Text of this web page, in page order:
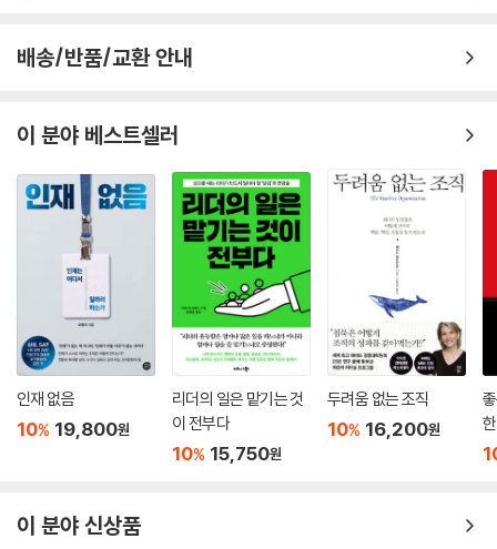
배송/반품/교환 안내
이 분야 베스트셀러
인재 없음
10% 19,800원
리더의 일은 맡기는 것
이 전부다
10% 15,750원
두려움 없는 조직
10% 16,200원
이 분야 신상품